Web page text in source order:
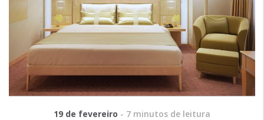
19 de fevereiro - 7 minutos de leitura